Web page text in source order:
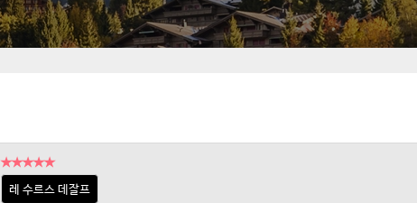
★★★★★
레 수르스 데잘프